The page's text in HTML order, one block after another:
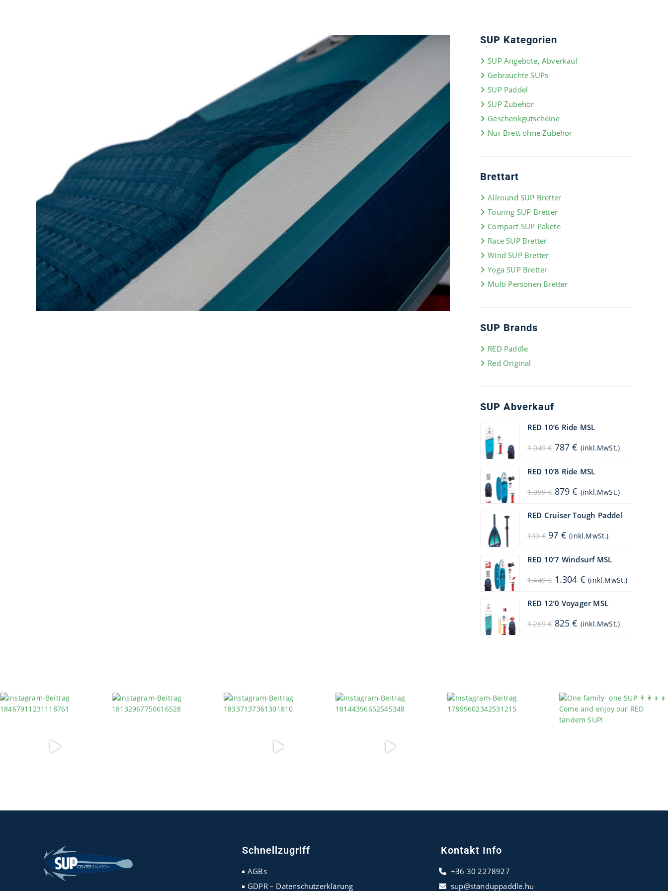
SUP Kategorien
SUP Angebote, Abverkauf
Gebrauchte SUPs
SUP Paddel
SUP Zubehör
Geschenkgutscheine
Nur Brett ohne Zubehör
Brettart
Allround SUP Bretter
Touring SUP Bretter
Compact SUP Pakete
Race SUP Bretter
Wind SUP Bretter
Yoga SUP Bretter
Multi Personen Bretter
SUP Brands
RED Paddle
Red Original
SUP Abverkauf
RED 10’6 Ride MSL
1.049€ Ursprünglicher
Preis
1.049 €
787€ Aktueller
Preis
(inkl.MwSt.)
RED 10’8 Ride MSL
1.099€ Ursprünglicher
Preis
1.099 €
879€ Aktueller
Preis
879 €.
(inkl.MwSt.)
RED Cruiser Tough Paddel
139€ Ursprünglicher
Preis
97 € Aktueller
Preis
97 €.
(inkl.MwSt.)
RED 10’7 Windsurf MSL
1.449€ Ursprünglicher
Preis
1.304 € Aktueller
Preis
(inkl.MwSt.)
RED 12’0 Voyager MSL
1.269€ Ursprünglicher
Preis
825€ Aktueller
Preis
(inkl.MwSt.)
Schnellzugriff
AGBs
GDPR – Datenschutzerklärung
Kontakt Info
+36 30 2278927
sup@standuppaddle.hu